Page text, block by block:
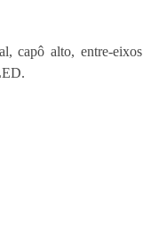
capô alto, entre-eixos